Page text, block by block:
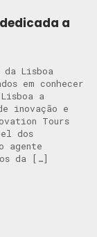
a
Lisboa
em conhecer
a
inovação e
Tours
dos
agente
da […]